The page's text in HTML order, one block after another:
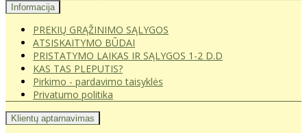
Informacija
PREKIŲ GRĄŽINIMO SĄLYGOS
ATSISKAITYMO BŪDAI
PRISTATYMO LAIKAS IR SĄLYGOS 1-2 D.D
KAS TAS PLEPUTIS?
Pirkimo - pardavimo taisyklės
Privatumo politika
Klientų aptarnavimas